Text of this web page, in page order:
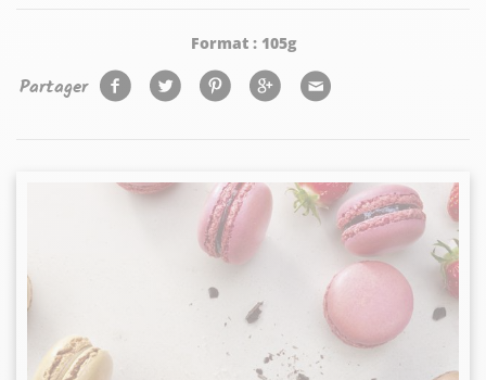
Format : 105g
Partager